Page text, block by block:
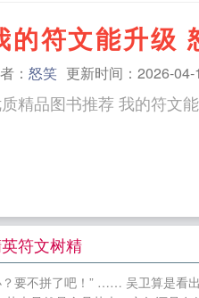
的符文能升级
： 怒笑 更新时间：2026-04-
优质精品图书推荐 我的
符文树精
？要不拼了吧！” …… 吴卫算是